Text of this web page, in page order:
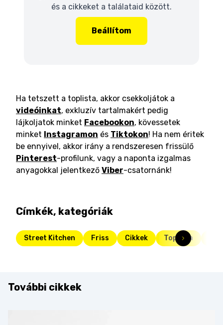
és a cikkeket a találataid között.
Beállítom
Ha tetszett a toplista, akkor csekkoljátok a
videóinkat, exkluzív tartalmakért pedig
lájkoljatok minket Facebookon, kövessetek
minket Instagramon és Tiktokon! Ha nem éritek
be ennyivel, akkor irány a rendszeresen frissülő
Pinterest-profilunk, vagy a naponta izgalmas
anyagokkal jelentkező Viber-csatornánk!
Címkék, kategóriák
Street Kitchen Friss Cikkek Toplista
További cikkek